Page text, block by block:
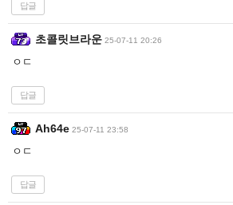
답글
초콜릿브라운 25-07-11 20:26
ㅇㄷ
답글
Ah64e 25-07-11 23:58
ㅇㄷ
답글